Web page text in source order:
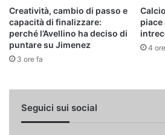
Creatività, cambio di passo e
capacità di finalizzare:
perché l’Avellino ha deciso di
puntare su Jimenez
3 ore fa
piace
4
Seguici sui social